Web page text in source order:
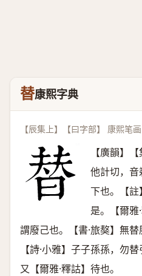
替康熙字典
【辰集上】【曰字部】 康熙笔
【廣韻】
他計切，
下也。【
是。【爾雅
謂廢己也。【書·旅獒】無替
【詩·小雅】子子孫孫，勿
又【爾雅·釋詁】待也。